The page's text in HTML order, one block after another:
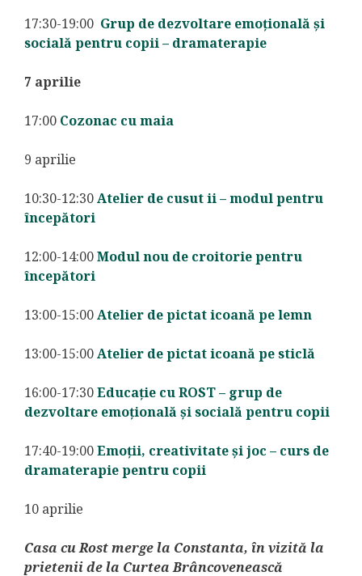
17:30-19:00 Grup de dezvoltare emoțională și
socială pentru copii – dramaterapie
7 aprilie
17:00 Cozonac cu maia
9 aprilie
10:30-12:30Atelier de cusut ii – modul pentru
începători
12:00-14:00Modul nou de croitorie pentru
începători
13:00-15:00Atelier de pictat icoană pe lemn
13:00-15:00Atelier de pictat icoană pe sticlă
16:00-17:30Educație cu ROST – grup de
dezvoltare emoțională și socială pentru copii
17:40-19:00Emoții, creativitate și joc – curs de
dramaterapie pentru copii
10 aprilie
Casa cu Rost merge la Constanta, în vizită la
prietenii de la Curtea Brâncovenească